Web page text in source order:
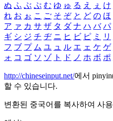
ぬ ふ ぶ ぷ む ゆ ゅ る え ぇ け
れ お ぉ こ ご そ ぞ と ど の ほ
ア ァ カ サ ザ タ ダ ナ ハ バ パ
ギ シ ジ チ ヂ ニ ヒ ビ ピ ミ リ
フ ブ プ ム ユ ュ ル エ ェ ケ ゲ
ォ コ ゴ ソ ゾ ト ド ノ ホ ボ ポ
http://chineseinput.net/에서
할 수 있습니다.
변환된 중국어를 복사하여 사